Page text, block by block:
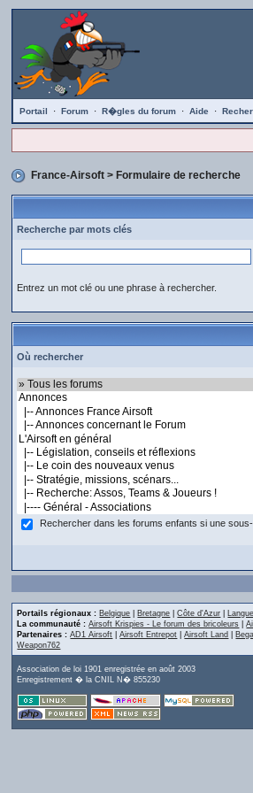
Portail · Forum · R�gles du forum · Aide ·
France-Airsoft > Formulaire de recherche
Recherche par mots clés
Entrez un mot clé ou une phrase à rechercher.
Où rechercher
Rechercher dans les forums enfants si une
Portails régionaux : Belgique Bretagne |Côte d'Azur
La communauté : Airsoft Krispies - Le forum des bricoleurs |
Partenaires : AD1 Airsoft |Airsoft Entrepot |Airsoft Land
Weapon762
Association de loi 1901 enregistrée en août 2003
Enregistrement � la CNIL N� 855230